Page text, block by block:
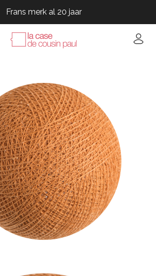
Frans merk al 20 jaar
Frans merk al 20 jaar
Frans merk al 20 jaar